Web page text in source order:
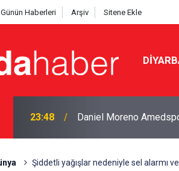
Günün Haberleri Arşiv Sitene Ekle
23:25 Pezeşkiyan’dan ABD
Şiddetli yağışlar nedeniyle sel alarmı